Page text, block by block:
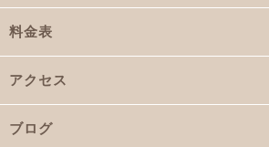
料金表
アクセス
ブログ